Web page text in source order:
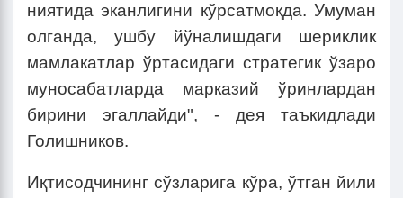
ниятида эканлигини кўрсатмоқда. Умуман
олганда, ушбу йўналишдаги шериклик
мамлакатлар ўртасидаги стратегик ўзаро
муносабатларда марказий ўринлардан
бирини эгаллайди", - дея таъкидлади
Голишников.
Иқтисодчининг сўзларига кўра, ўтган йили